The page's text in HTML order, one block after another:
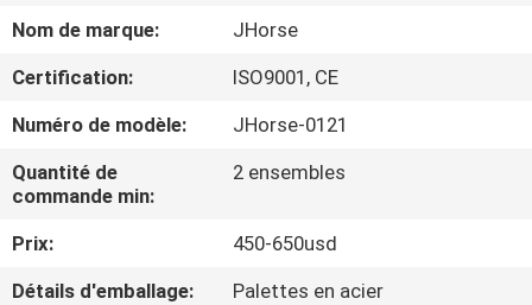
AU
SUJET
NOUS
D'USINE
Nom de marque:
JHorse
Certification:
ISO9001, CE
Numéro de modèle:
JHorse-0121
Quantité de
commande min:
2 ensembles
Prix:
450-650usd
Détails d'emballage:
Palettes en acier